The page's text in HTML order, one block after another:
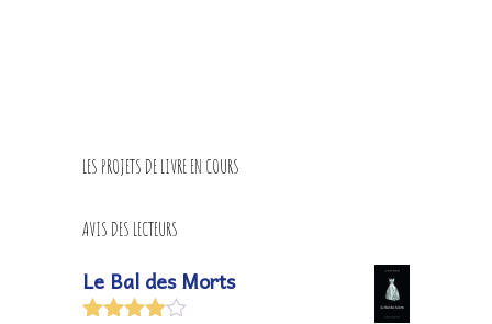
LES PROJETS DE LIVRE EN COURS
AVIS DES LECTEURS
Le Bal des Morts